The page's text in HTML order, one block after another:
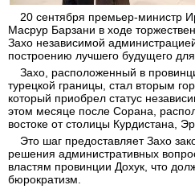
20 сентября премьер-министр
Масрур Барзани в ходе
Захо независимой
построению лучшего будущего для
Захо, расположенный в
турецкой границы, стал вторым
который приобрел статус
этом месяце после Сорана,
востоке от столицы Курдистана,
Это шаг предоставляет Захо
решения административных
властям провинции Дохук, что
бюрократизм.